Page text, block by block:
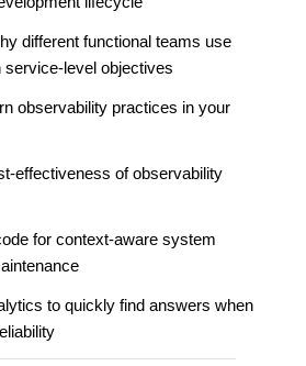
different functional teams use
service-level objectives
observability practices in your
effectiveness of observability
for context-aware system
to quickly find answers when